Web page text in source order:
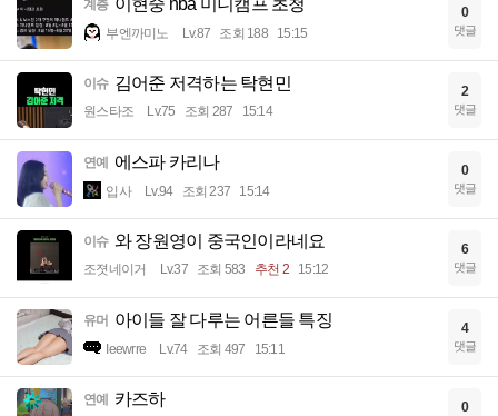
계층
부엔까미노 Lv.87 조회 188 15:15
0
댓글
이슈 김어준 저격하는 탁현민
원스타조 Lv.75 조회 287 15:14
2
댓글
연예 에스파 카리나
입사 Lv.94 조회 237 15:14
0
댓글
이슈 와 장원영이 중국인이라네요
조졋네이거 Lv.37 조회 583 추천 2 15:12
6
댓글
유머 아이들 잘 다루는 어른들 특징
Ieewrre Lv.74 조회 497 15:11
4
댓글
연예 카즈하 0